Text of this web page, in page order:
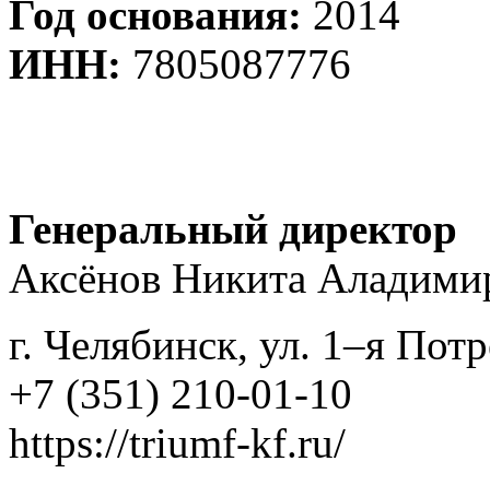
Год основания: 2014
ИНН: 7805087776
Генеральный директор
Аксёнов Никита
г. Челябинск, ул. 1–я
+7 (351) 210-01-10
https://triumf-kf.ru/